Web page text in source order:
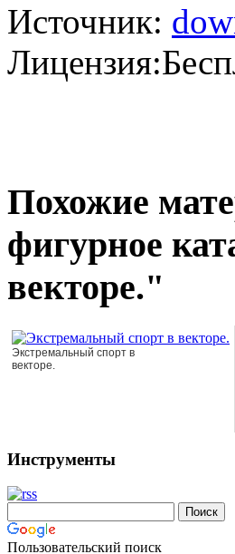
Источник:
Похожие
фигурное
векторе."
Экстремальный спорт в
векторе.
Инструменты
Пользовательский поиск